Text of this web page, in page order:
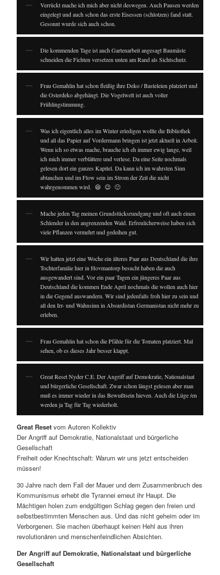
Verrückt mache ich mich aber nicht deswegen. Auch Pausen werden
eingelegt und auch schon das erste Eisessen (schlotzen) fand statt.
Gesonnt wurde sich auch schon.
Die kommenden Tage ist auch Gartenarbeit angesagt Baumäste
schneiden die Fichten versetzen unten am Rand als Sichtschutz.
Frau Gemahlin hat schon fleißig ihre Deko / Basteleien platziert und
die Osterdeko abgehängt. Die Vogelwelt ist auch voller
Frühlingstimmung.
Was ich eigentlich alles im Winter erledigen wollte die Bibliothek
und all das Papier auf Vordermann bringen ist jetzt aktuell in Arbeit.
Wenn ich so etwas mache, brauche ich eh immer ewig lange, weil
ich mich immer verblättere und verlese. Da eine Seite nochmals
gelesen dort ein ganzes Kapitel. Da kann ich im wahrsten Sinn
abtauchen und im Flow sein im Strom der Zeit die nicht
wahrgenommen wird. 😆 😉 🙂
Mache jeden Tag meinen Grundstücksrundgang und oft auch einen
Schlender in den angrenzenden Wald. Erfreulicherweise haben sich
viele Pflanzen vermehrt und gedeihen gut.
Wir hatten jetzt eine Woche ein älteres Paar aus Deutschland die ihre
Tochterfamilie hier in Hovmantorp besucht haben die auch
ausgewandert sind. Vor ein paar Tagen ein jüngeres Paar aus
Deutschland die kommen Ende April nochmals die wollen auch hier
in die Gegend auswandern. Wir sind jedenfalls froh hier zu sein und
all den Irr- und Wahnsinn in Absurdistan Germanistan nicht mehr zu
erleben.
Frau Gemahlin hat schon die Pfähle für die Tomaten platziert. Mal
sehen, ob es dieses Jahr besser klappt.
Great Reset Nyder C.E. Der Angriff auf Demokratie, Nationalstaat
und bürgerliche Gesellschaft. Zwar schon längst gelesen aber man
muß es immer wieder in das Bewußtsein hieven. Auch die Lüge /en
werden ja Tag für Tag wiederholt.
Great Reset vom Autoren Kollektiv
Der Angriff auf Demokratie, Nationalstaat und bürgerliche
Gesellschaft
Freiheit oder Knechtschaft: Warum wir uns jetzt entscheiden
müssen!
30 Jahre nach dem Fall der Mauer und dem Zusammenbruch des
Kommunismus erhebt die Tyrannei erneut ihr Haupt. Die
Mächtigen holen zum endgültigen Schlag gegen den freien und
selbstbestimmten Menschen aus. Und das nicht geheim oder im
Verborgenen. Sie machen überhaupt keinen Hehl aus ihren
revolutionären und menschenfeindlichen Absichten.
Der Angriff auf Demokratie, Nationalstaat und bürgerliche
Gesellschaft